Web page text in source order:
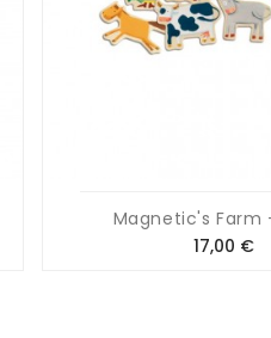
Magnetic's Farm
17,00 €Prix